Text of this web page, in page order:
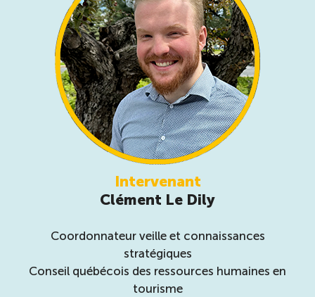
Intervenant
Clément Le Dily
Coordonnateur veille et connaissances
stratégiques
Conseil québécois des ressources humaines en
tourisme